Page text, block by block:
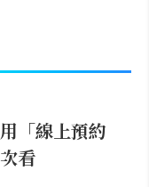
「線上預約
看